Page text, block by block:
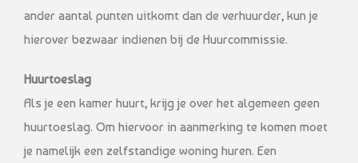
ander aantal punten uitkomt dan de verhuurder, kun je
hierover bezwaar indienen bij de Huurcommissie.
Huurtoeslag
Als je een kamer huurt, krijg je over het algemeen geen
huurtoeslag. Om hiervoor in aanmerking te komen moet
je namelijk een zelfstandige woning huren. Een